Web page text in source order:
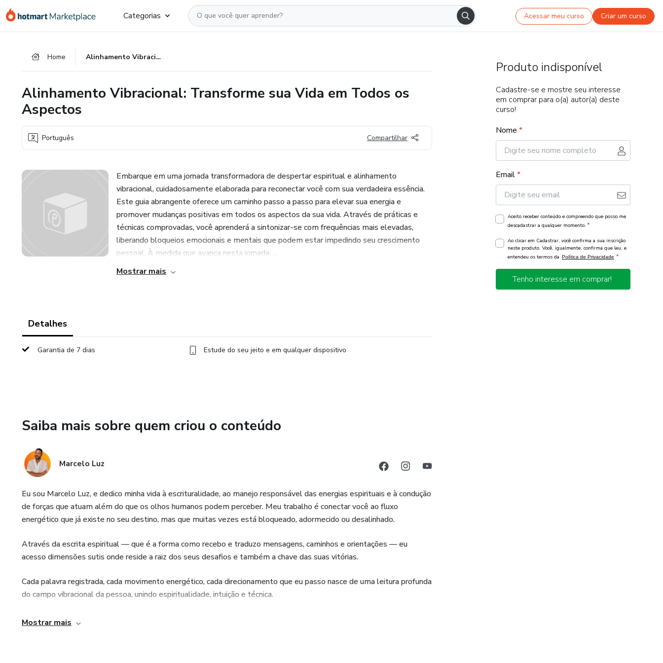
para
para
para
Categorias Acessar meu curso Criar um curso
Home Alinhamento Vibracional: Transforme sua Vida em Todos os Aspectos
Alinhamento Vibracional: Transforme sua Vida em Todos os
Aspectos
Português Compartilhar
Embarque em uma jornada transformadora de despertar espiritual e alinhamento
vibracional, cuidadosamente elaborada para reconectar você com sua verdadeira essência.
Este guia abrangente oferece um caminho passo a passo para elevar sua energia e
promover mudanças positivas em todos os aspectos da sua vida. Através de práticas e
técnicas comprovadas, você aprenderá a sintonizar-se com frequências mais elevadas,
liberando bloqueios emocionais e mentais que podem estar impedindo seu crescimento
pessoal. À medida que avança nesta jornada, ...
Mostrar mais
Detalhes
Garantia de 7 dias Estude do seu jeito e em qualquer dispositivo
Saiba mais sobre quem criou o conteúdo
Marcelo Luz
Eu sou Marcelo Luz, e dedico minha vida à escrituralidade, ao manejo responsável das energias espirituais e à condução
de forças que atuam além do que os olhos humanos podem perceber. Meu trabalho é conectar você ao fluxo
energético que já existe no seu destino, mas que muitas vezes está bloqueado, adormecido ou desalinhado.
Através da escrita espiritual — que é a forma como recebo e traduzo mensagens, caminhos e orientações — eu
acesso dimensões sutis onde reside a raiz dos seus desafios e também a chave das suas vitórias.
Cada palavra registrada, cada movimento energético, cada direcionamento que eu passo nasce de uma leitura profunda
do campo vibracional da pessoa, unindo espiritualidade, intuição e técnica.
Atuo na rearmonização das forças que governam a sua vida, abrangendo:
Mostrar mais
Produto indisponível
Cadastre-se e mostre seu interesse
em comprar para o(a) autor(a) deste
curso!
Nome *
Email*
Aceito receber conteúdo e compreendo que posso me
descadastrar a qualquer momento. *
Ao clicar em Cadastrar, você confirma a sua inscrição
neste produto. Você, igualmente, confirma que leu, e
entendeu os termos da Política de Privacidade *
Tenho interesse em comprar!